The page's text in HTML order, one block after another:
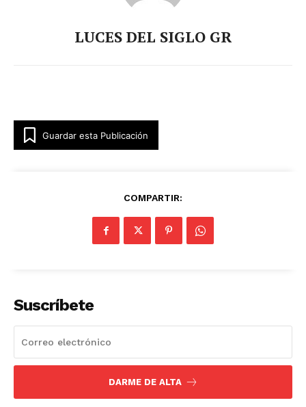
Luces
SUSCRÍBETE AHORA
LUCES DEL SIGLO GR
Guardar esta Publicación
COMPARTIR:
Suscríbete
DARME DE ALTA